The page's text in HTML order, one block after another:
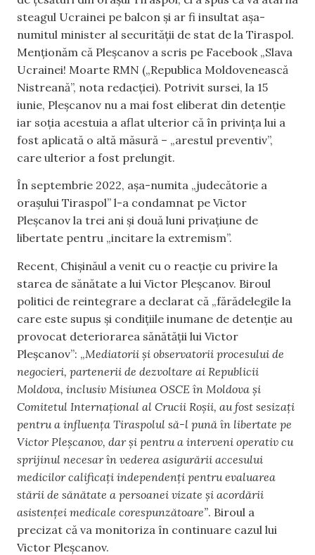
steagul Ucrainei pe balcon și ar fi insultat așa-
numitul minister al securității de stat de la Tiraspol.
Menționăm că Pleșcanov a scris pe Facebook „Slava
Ucrainei! Moarte RMN („Republica Moldovenească
Nistreană”, nota redacției). Potrivit sursei, la 15
iunie, Pleșcanov nu a mai fost eliberat din detenție
iar soția acestuia a aflat ulterior că în privința lui a
fost aplicată o altă măsură – „arestul preventiv”,
care ulterior a fost prelungit.
În septembrie 2022, așa-numita „judecătorie a
orașului Tiraspol” l-a condamnat pe Victor
Pleșcanov la trei ani și două luni privațiune de
libertate pentru „incitare la extremism”.
Recent, Chișinăul a venit cu o reacție cu privire la
starea de sănătate a lui Victor Pleșcanov. Biroul
politici de reintegrare a declarat că „fărădelegile la
care este supus și condițiile inumane de detenție au
provocat deteriorarea sănătății lui Victor
Pleșcanov”: „Mediatorii și observatorii procesului de
negocieri, partenerii de dezvoltare ai Republicii
Moldova, inclusiv Misiunea OSCE în Moldova și
Comitetul Internațional al Crucii Roșii, au fost sesizați
pentru a influența Tiraspolul să-l pună în libertate pe
Victor Pleșcanov, dar și pentru a interveni operativ cu
sprijinul necesar în vederea asigurării accesului
medicilor calificați independenți pentru evaluarea
stării de sănătate a persoanei vizate și acordării
asistenței medicale corespunzătoare”. Biroul a
precizat că va monitoriza în continuare cazul lui
Victor Pleșcanov.